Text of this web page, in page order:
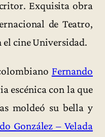
Exquisita obra
de Teatro,
el cine Universidad.
Fernando
escénica con la que
moldeó su bella y
González – Velada